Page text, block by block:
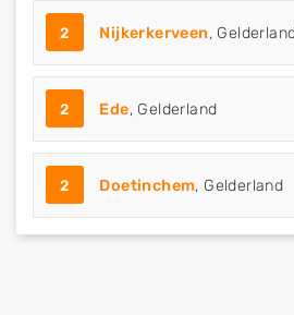
2 Nijkerkerveen,
2 Ede, Gelderland
2 Doetinchem, Gelderland